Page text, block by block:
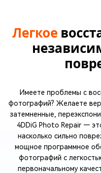
Легкое
Имеете проблемы с
фотографий? Желаете
затемненные,
4DDiG Photo Repair —
насколько сильно
мощное программное
фотографий с
первоначальному